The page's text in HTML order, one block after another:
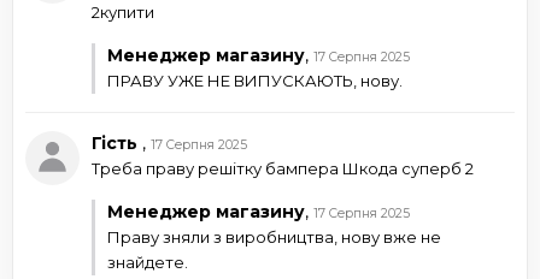
2купити
Менеджер магазину, 17 Серпня 2025
ПРАВУ УЖЕ НЕ ВИПУСКАЮТЬ, нову.
Гість , 17 Серпня 2025
Треба праву решітку бампера Шкода суперб 2
Менеджер магазину, 17 Серпня 2025
Праву зняли з виробництва, нову вже не
знайдете.